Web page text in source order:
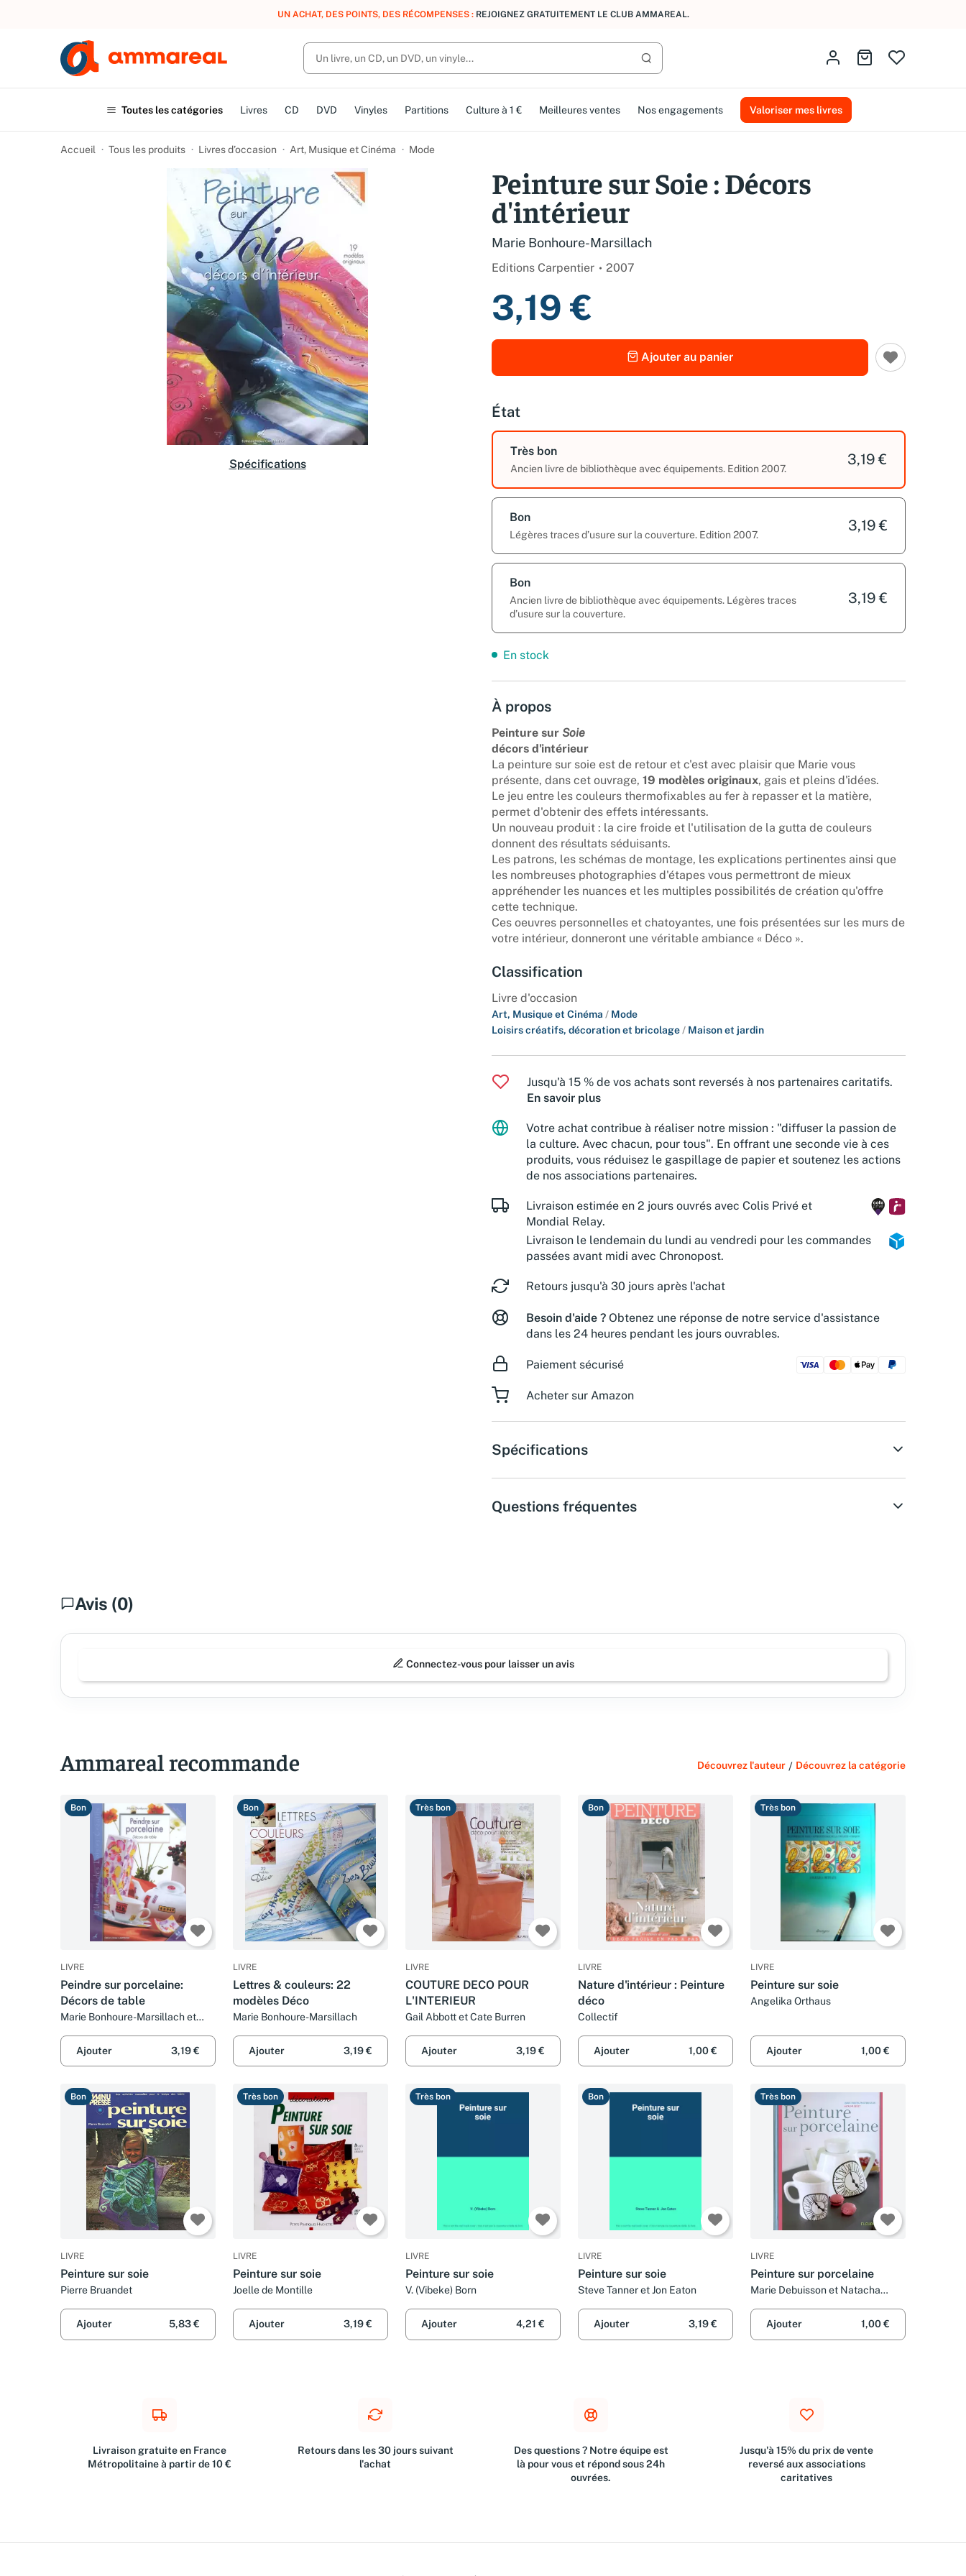
UN ACHAT, DES POINTS, DES RÉCOMPENSES : REJOIGNEZ GRATUITEMENT LE CLUB AMMAREAL.
Lancer la recherche
Identifiez-vousAller au panier
Toutes les catégories Livres CD DVD Vinyles Partitions Culture à 1 € Meilleures ventes Nos engagements Valoriser mes livres
Accueil Tous les produits Livres d’occasion Art, Musique et Cinéma Mode
Spécifications
Peinture sur Soie : Décors
d'intérieur
Marie Bonhoure-Marsillach
Editions Carpentier 2007
3,19 €
Ajouter au panier
État
Très bon
Ancien livre de bibliothèque avec équipements. Edition 2007.
3,19 €
Bon
Légères traces d’usure sur la couverture. Edition 2007.
3,19 €
Bon
Ancien livre de bibliothèque avec équipements. Légères traces
d’usure sur la couverture.
3,19 €
En stock
À propos
Peinture sur Soie
décors d'intérieur
La peinture sur soie est de retour et c'est avec plaisir que Marie vous
présente, dans cet ouvrage, 19 modèles originaux, gais et pleins d'idées.
Le jeu entre les couleurs thermofixables au fer à repasser et la matière,
permet d'obtenir des effets intéressants.
Un nouveau produit : la cire froide et l'utilisation de la gutta de couleurs
donnent des résultats séduisants.
Les patrons, les schémas de montage, les explications pertinentes ainsi que
les nombreuses photographies d'étapes vous permettront de mieux
appréhender les nuances et les multiples possibilités de création qu'offre
cette technique.
Ces oeuvres personnelles et chatoyantes, une fois présentées sur les murs de
votre intérieur, donneront une véritable ambiance « Déco ».
Classification
Livre d'occasion
Art, Musique et Cinéma / Mode
Loisirs créatifs, décoration et bricolage / Maison et jardin
Jusqu'à 15 % de vos achats sont reversés à nos partenaires caritatifs.
En savoir plus
Votre achat contribue à réaliser notre mission : "diffuser la passion de
la culture. Avec chacun, pour tous". En offrant une seconde vie à ces
produits, vous réduisez le gaspillage de papier et soutenez les actions
de nos associations partenaires.
Livraison estimée en 2 jours ouvrés avec Colis Privé et
Mondial Relay.
Livraison le lendemain du lundi au vendredi pour les commandes
passées avant midi avec Chronopost.
Retours jusqu'à 30 jours après l'achat
Besoin d'aide ? Obtenez une réponse de notre service d'assistance
dans les 24 heures pendant les jours ouvrables.
Paiement sécurisé
Acheter sur Amazon
Spécifications
Questions fréquentes
Avis (0)
Connectez-vous pour laisser un avis
Ammareal recommande Découvrez l'auteur / Découvrez la catégorie
Bon
LIVRE
Peindre sur porcelaine:
Décors de table
Marie Bonhoure-Marsillach et
Ajouter
3,19 €
Bon
LIVRE
Lettres & couleurs: 22
modèles Déco
Marie Bonhoure-Marsillach
Ajouter 3,19 €
Très bon
LIVRE
COUTURE DECO POUR
L'INTERIEUR
Gail Abbott et Cate Burren
Ajouter 3,19 €
Bon
LIVRE
Nature d'intérieur : Peinture
déco
Collectif
Ajouter 1,00 €
Très bon
LIVRE
Peinture sur soie
Angelika Orthaus
Ajouter 1,00 €
Bon
LIVRE
Peinture sur soie
Pierre Bruandet
Ajouter 5,83 €
Très bon
LIVRE
Peinture sur soie
Joelle de Montille
Ajouter 3,19 €
Très bon
LIVRE
Peinture sur soie
V. (Vibeke) Born
Ajouter 4,21 €
Bon
LIVRE
Peinture sur soie
Steve Tanner et Jon Eaton
Ajouter 3,19 €
Très bon
LIVRE
Peinture sur porcelaine
Marie Debuisson et Natacha
Ajouter
1,00 €
Livraison gratuite en France
Métropolitaine à partir de 10 €
Retours dans les 30 jours suivant
l'achat
Des questions ? Notre équipe est
là pour vous et répond sous 24h
ouvrées.
Jusqu'à 15% du prix de vente
reversé aux associations
caritatives